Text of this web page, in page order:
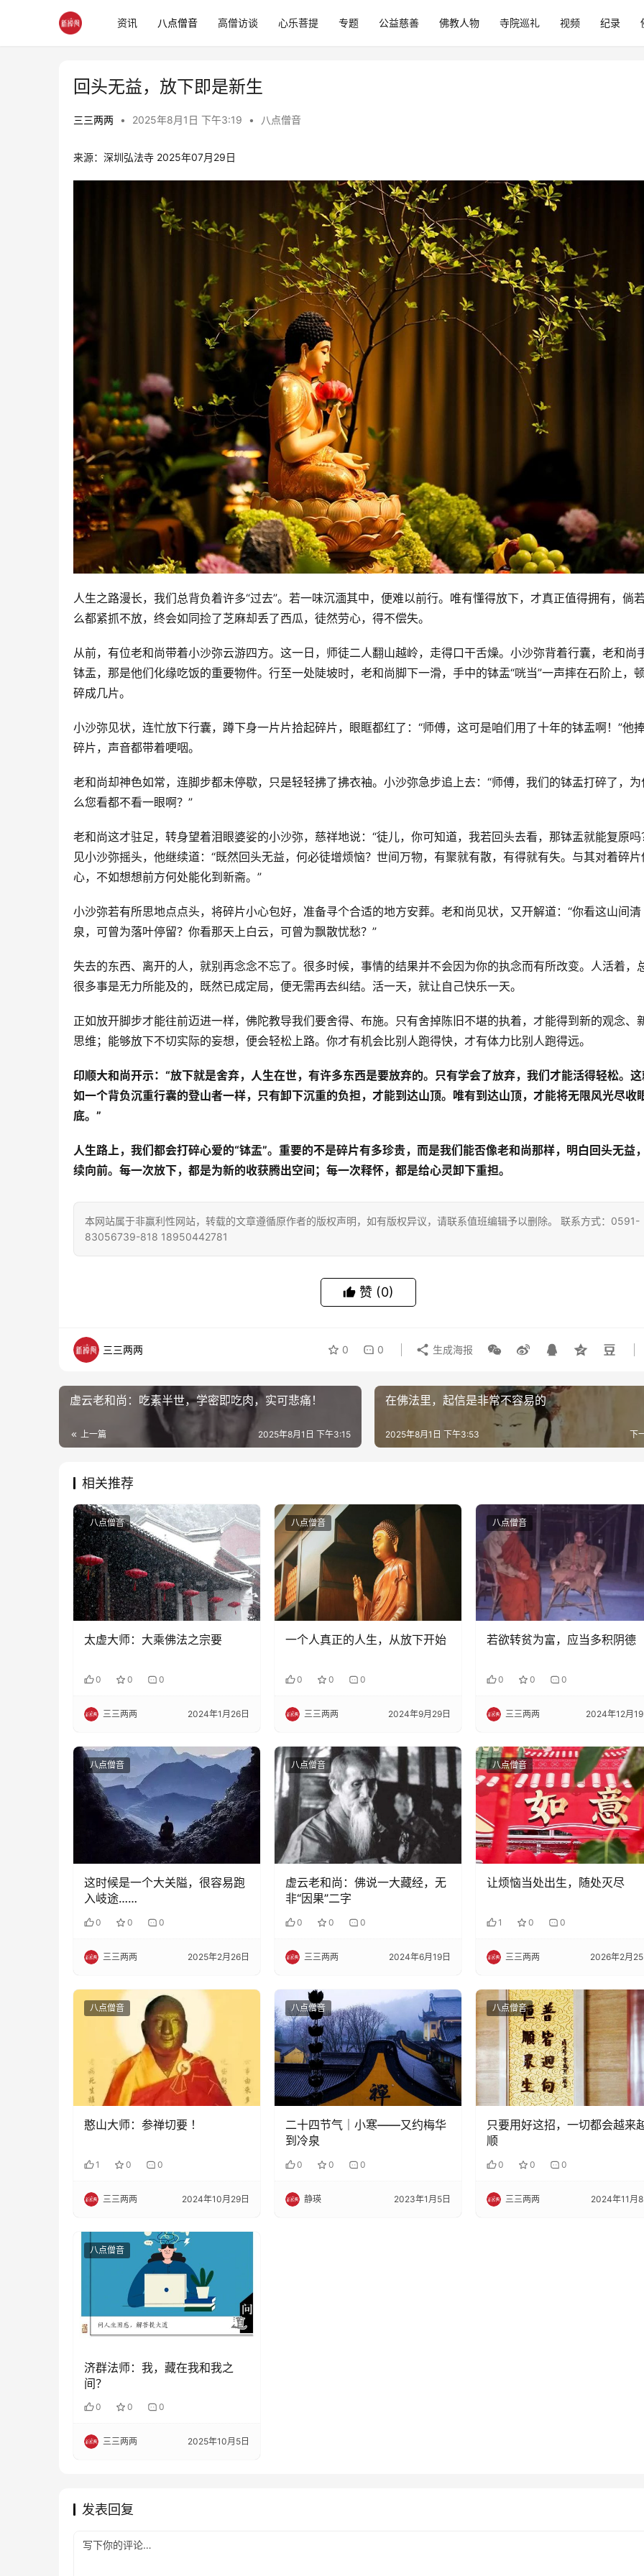
资讯 八点僧音 高僧访谈 心乐菩提 专题 公益慈善 佛教人物 寺院巡礼 视频 纪录
回头无益，放下即是新生
三三两两 • 2025年8月1日 下午3:19 • 八点僧音
来源：深圳弘法寺 2025年07月29日
人生之路漫长，我们总背负着许多“过去”。若一味沉湎其中，便难以前行。唯有懂得放下，才真正值得拥有，倘
么都紧抓不放，终会如同捡了芝麻却丢了西瓜，徒然劳心，得不偿失。
从前，有位老和尚带着小沙弥云游四方。这一日，师徒二人翻山越岭，走得口干舌燥。小沙弥背着行囊，老和尚
钵盂，那是他们化缘吃饭的重要物件。行至一处陡坡时，老和尚脚下一滑，手中的钵盂“咣当”一声摔在石阶上，
碎成几片。
小沙弥见状，连忙放下行囊，蹲下身一片片拾起碎片，眼眶都红了：“师傅，这可是咱们用了十年的钵盂啊！”他
碎片，声音都带着哽咽。
老和尚却神色如常，连脚步都未停歇，只是轻轻拂了拂衣袖。小沙弥急步追上去：“师傅，我们的钵盂打碎了，为
么您看都不看一眼啊？”
老和尚这才驻足，转身望着泪眼婆娑的小沙弥，慈祥地说：“徒儿，你可知道，我若回头去看，那钵盂就能复原吗
见小沙弥摇头，他继续道：“既然回头无益，何必徒增烦恼？世间万物，有聚就有散，有得就有失。与其对着碎片
心，不如想想前方何处能化到新斋。”
小沙弥若有所思地点点头，将碎片小心包好，准备寻个合适的地方安葬。老和尚见状，又开解道：“你看这山间清
泉，可曾为落叶停留？你看那天上白云，可曾为飘散忧愁？”
失去的东西、离开的人，就别再念念不忘了。很多时候，事情的结果并不会因为你的执念而有所改变。人活着，
很多事是无力所能及的，既然已成定局，便无需再去纠结。活一天，就让自己快乐一天。
正如放开脚步才能往前迈进一样，佛陀教导我们要舍得、布施。只有舍掉陈旧不堪的执着，才能得到新的观念、
思维；能够放下不切实际的妄想，便会轻松上路。你才有机会比别人跑得快，才有体力比别人跑得远。
印顺大和尚开示：“放下就是舍弃，人生在世，有许多东西是要放弃的。只有学会了放弃，我们才能活得轻松。
如一个背负沉重行囊的登山者一样，只有卸下沉重的负担，才能到达山顶。唯有到达山顶，才能将无限风光尽收
底。”
人生路上，我们都会打碎心爱的“钵盂”。重要的不是碎片有多珍贵，而是我们能否像老和尚那样，明白回头无益
续向前。每一次放下，都是为新的收获腾出空间；每一次释怀，都是给心灵卸下重担。
本网站属于非赢利性网站，转载的文章遵循原作者的版权声明，如有版权异议，请联系值班编辑予以删除。 联系方式：0591-
83056739-818 18950442781
赞 (0)
三三两两 0 0 生成海报
虚云老和尚：吃素半世，学密即吃肉，实可悲痛！
上一篇 2025年8月1日 下午3:15
在佛法里，起信是非常不容易的
下
2025年8月1日 下午3:53
相关推荐
八点僧音
太虚大师：大乘佛法之宗要
0 0 0
三三两两 2024年1月26日
八点僧音
一个人真正的人生，从放下开始
0 0 0
三三两两 2024年9月29日
八点僧音
若欲转贫为富，应当多积阴德
0 0 0
三三两两 2024年12月
八点僧音
这时候是一个大关隘，很容易跑
入岐途……
0 0 0
三三两两 2025年2月26日
八点僧音
虚云老和尚：佛说一大藏经，无
非“因果”二字
0 0 0
三三两两 2024年6月19日
八点僧音
让烦恼当处出生，随处灭尽
1 0 0
三三两两 2026年2月
八点僧音
憨山大师：参禅切要 ！
1 0 0
三三两两 2024年10月29日
八点僧音
二十四节气｜小寒——又约梅华
到冷泉
0 0 0
静瑛 2023年1月5日
八点僧音
只要用好这招，一切都会越来
顺
0 0 0
三三两两 2024年11月
八点僧音
济群法师：我，藏在我和我之
间？
0 0 0
三三两两 2025年10月5日
发表回复